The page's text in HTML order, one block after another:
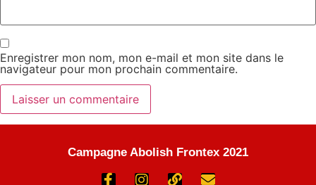
Enregistrer mon nom, mon e-mail et mon site dans le
navigateur pour mon prochain commentaire.
Campagne Abolish Frontex 2021